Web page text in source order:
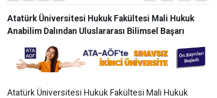
Atatürk Üniversitesi Hukuk Fakültesi Mali Hukuk
Anabilim Dalından Uluslararası Bilimsel Başarı
Atatürk Üniversitesi Hukuk Fakültesi Mali Hukuk